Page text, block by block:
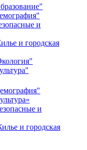
и
и городская
и
и городская